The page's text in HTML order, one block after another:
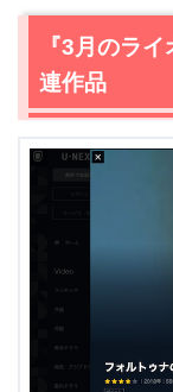
今
『3月のラ
連作品